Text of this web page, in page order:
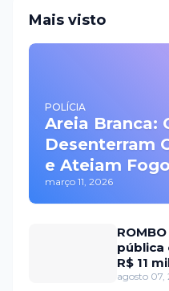
Mais visto
POLÍCIA
Areia Branca:
Desenterram
e Ateiam
março 11, 2026
pública
R$ 11
de Itaú
agosto 07,